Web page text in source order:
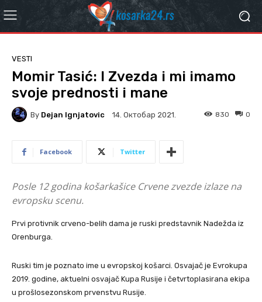
VESTI
Momir Tasić: I Zvezda i mi imamo
svoje prednosti i mane
By Dejan Ignjatovic 14. Октобар 2021. 0
830
Facebook Twitter
Posle 12 godina košarkašice Crvene zvezde izlaze na
evropsku scenu.
Prvi protivnik crveno-belih dama je ruski predstavnik Nadežda iz
Orenburga.
Ruski tim je poznato ime u evropskoj košarci. Osvajač je Evrokupa
2019. godine, aktuelni osvajač Kupa Rusije i četvrtoplasirana ekipa
u prošlosezonskom prvenstvu Rusije.